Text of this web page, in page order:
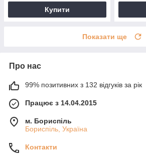
Купити
Показати ще
Про нас
99% позитивних з 132 відгуків за рік
Працює з 14.04.2015
м. Бориспіль
Бориспіль, Україна
Контакти